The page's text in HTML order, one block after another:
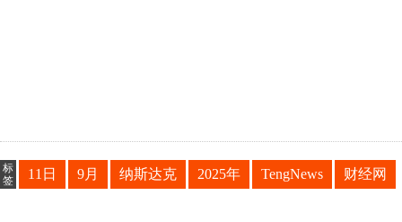
标
签
11日 9月 纳斯达克 2025年 TengNews 财经网